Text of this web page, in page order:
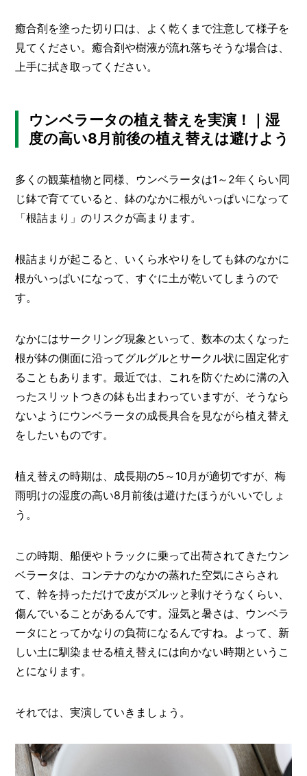
癒合剤を塗った切り口は、よく乾くまで注意して様子を
見てください。癒合剤や樹液が流れ落ちそうな場合は、
上手に拭き取ってください。
ウンベラータの植え替えを実演！｜湿
度の高い8月前後の植え替えは避けよう
多くの観葉植物と同様、ウンベラータは1～2年くらい同
じ鉢で育てていると、鉢のなかに根がいっぱいになって
「根詰まり」のリスクが高まります。
根詰まりが起こると、いくら水やりをしても鉢のなかに
根がいっぱいになって、すぐに土が乾いてしまうので
す。
なかにはサークリング現象といって、数本の太くなった
根が鉢の側面に沿ってグルグルとサークル状に固定化す
ることもあります。最近では、これを防ぐために溝の入
ったスリットつきの鉢も出まわっていますが、そうなら
ないようにウンベラータの成長具合を見ながら植え替え
をしたいものです。
植え替えの時期は、成長期の5～10月が適切ですが、梅
雨明けの湿度の高い8月前後は避けたほうがいいでしょ
う。
この時期、船便やトラックに乗って出荷されてきたウン
ベラータは、コンテナのなかの蒸れた空気にさらされ
て、幹を持っただけで皮がズルッと剥けそうなくらい、
傷んでいることがあるんです。湿気と暑さは、ウンベラ
ータにとってかなりの負荷になるんですね。よって、新
しい土に馴染ませる植え替えには向かない時期というこ
とになります。
それでは、実演していきましょう。